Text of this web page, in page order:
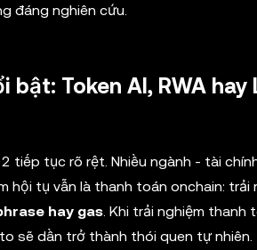
đáng nghiên cứu.
Token AI, RWA hay
tiếp tục rõ rệt. Nhiều ngành - tài
tụ vẫn là thanh toán onchain: trải
hay gas. Khi trải nghiệm thanh
sẽ dần trở thành thói quen tự nhiên.